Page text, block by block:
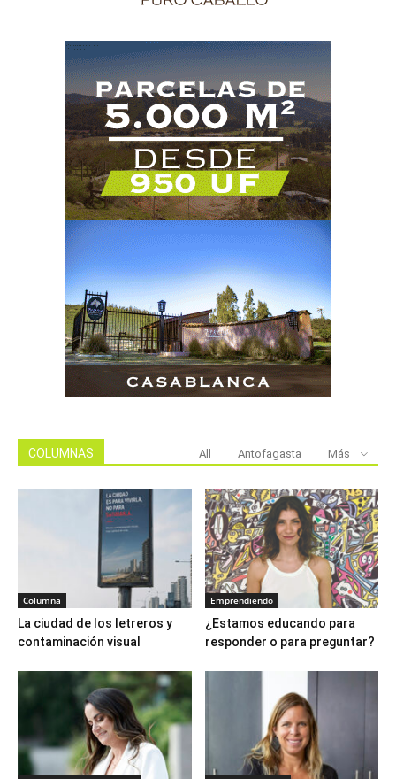
COLUMNAS All Antofagasta Más
Columna
La ciudad de los letreros y
contaminación visual
Emprendiendo
¿Estamos educando para
responder o para preguntar?